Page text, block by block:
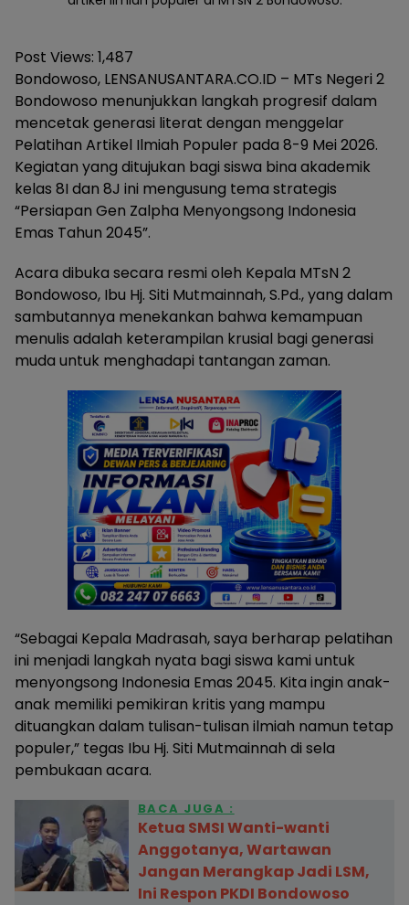
Post Views: 1,487
Bondowoso, LENSANUSANTARA.CO.ID – MTs Negeri 2
Bondowoso menunjukkan langkah progresif dalam
mencetak generasi literat dengan menggelar
Pelatihan Artikel Ilmiah Populer pada 8-9 Mei 2026.
Kegiatan yang ditujukan bagi siswa bina akademik
kelas 8I dan 8J ini mengusung tema strategis
“Persiapan Gen Zalpha Menyongsong Indonesia
Emas Tahun 2045”.
Acara dibuka secara resmi oleh Kepala MTsN 2
Bondowoso, Ibu Hj. Siti Mutmainnah, S.Pd., yang dalam
sambutannya menekankan bahwa kemampuan
menulis adalah keterampilan krusial bagi generasi
muda untuk menghadapi tantangan zaman.
“Sebagai Kepala Madrasah, saya berharap pelatihan
ini menjadi langkah nyata bagi siswa kami untuk
menyongsong Indonesia Emas 2045. Kita ingin anak-
anak memiliki pemikiran kritis yang mampu
dituangkan dalam tulisan-tulisan ilmiah namun tetap
populer,” tegas Ibu Hj. Siti Mutmainnah di sela
pembukaan acara.
BACA JUGA :
Ketua SMSI Wanti-wanti
Anggotanya, Wartawan
Jangan Merangkap Jadi LSM,
Ini Respon PKDI Bondowoso